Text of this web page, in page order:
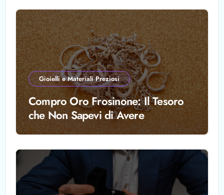
Gioielli e Materiali Preziosi
Compro Oro Frosinone: Il Tesoro
che Non Sapevi di Avere